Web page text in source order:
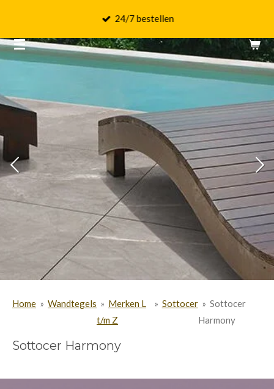
naar
de
24/7 bestellen
Home » Wandtegels » Merken L
t/m Z
» Sottocer » Sottocer
Harmony
Sottocer Harmony